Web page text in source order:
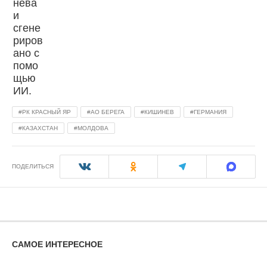
РК КРАСНЫЙ ЯР АО БЕРЕГА КИШИНЕВ ГЕРМАНИЯ
КАЗАХСТАН МОЛДОВА
ПОДЕЛИТЬСЯ
САМОЕ ИНТЕРЕСНОЕ